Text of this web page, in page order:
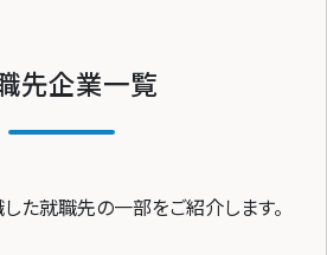
先企業一覧
た就職先の一部をご紹介します。